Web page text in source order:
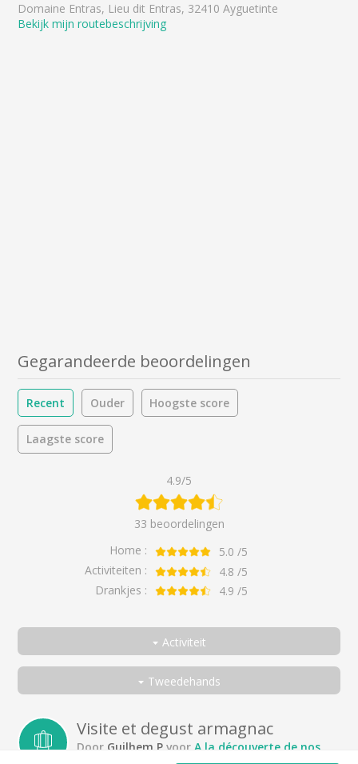
Domaine Entras, Lieu dit Entras, 32410 Ayguetinte
Bekijk mijn routebeschrijving
Gegarandeerde beoordelingen
Recent Ouder Hoogste score
Laagste score
4.9/5
33 beoordelingen
Home :
5.0 /5
Activiteiten :
4.8 /5
Drankjes :
4.9 /5
Activiteit
Allemaal
Ontdek de smaken van de Gascogne
Armagnac Ténarèze ontdekken
Ontdek onze Côtes de Gascogne
Tweedehands
Een koppel
Met vrienden
Visite et degust armagnac
Door Guilhem.P voorA la découverte de nos